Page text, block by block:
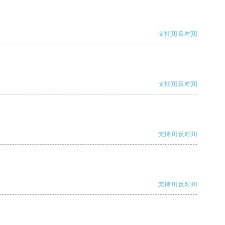
支持[0] 反对[0]
支持[0] 反对[0]
支持[0] 反对[0]
支持[0] 反对[0]